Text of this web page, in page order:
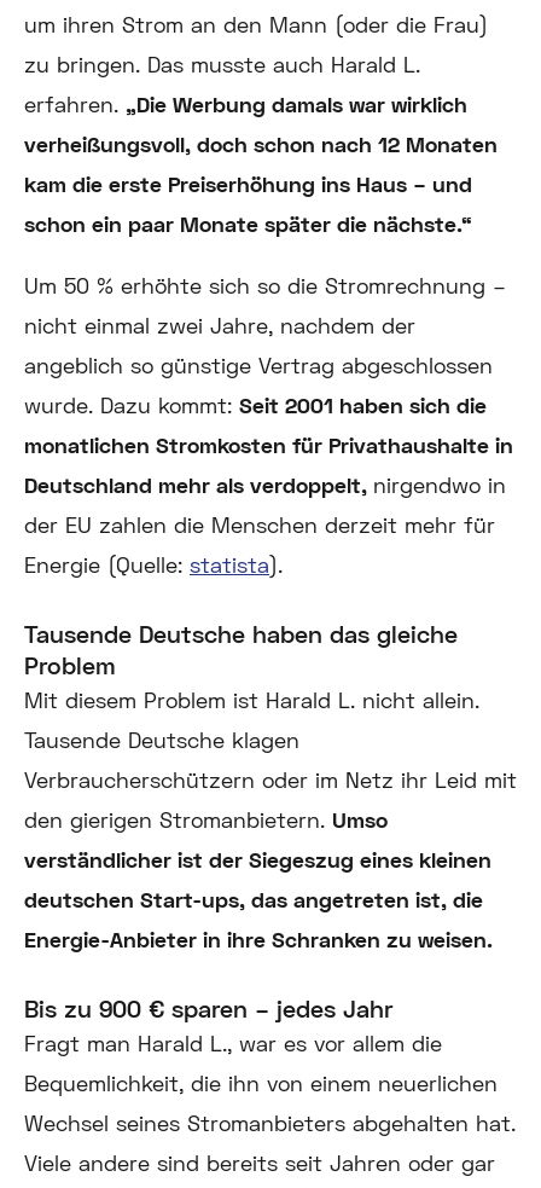
um ihren Strom an den Mann (oder die Frau)
zu bringen. Das musste auch Harald L.
erfahren. „Die Werbung damals war wirklich
verheißungsvoll, doch schon nach 12 Monaten
kam die erste Preiserhöhung ins Haus – und
schon ein paar Monate später die nächste.“
Um 50 % erhöhte sich so die Stromrechnung –
nicht einmal zwei Jahre, nachdem der
angeblich so günstige Vertrag abgeschlossen
wurde. Dazu kommt: Seit 2001 haben sich die
monatlichen Stromkosten für Privathaushalte in
Deutschland mehr als verdoppelt, nirgendwo in
der EU zahlen die Menschen derzeit mehr für
Energie (Quelle: statista).
Tausende Deutsche haben das gleiche
Problem
Mit diesem Problem ist Harald L. nicht allein.
Tausende Deutsche klagen
Verbraucherschützern oder im Netz ihr Leid mit
den gierigen Stromanbietern. Umso
verständlicher ist der Siegeszug eines kleinen
deutschen Start-ups, das angetreten ist, die
Energie-Anbieter in ihre Schranken zu weisen.
Bis zu 900 € sparen – jedes Jahr
Fragt man Harald L., war es vor allem die
Bequemlichkeit, die ihn von einem neuerlichen
Wechsel seines Stromanbieters abgehalten hat.
Viele andere sind bereits seit Jahren oder gar